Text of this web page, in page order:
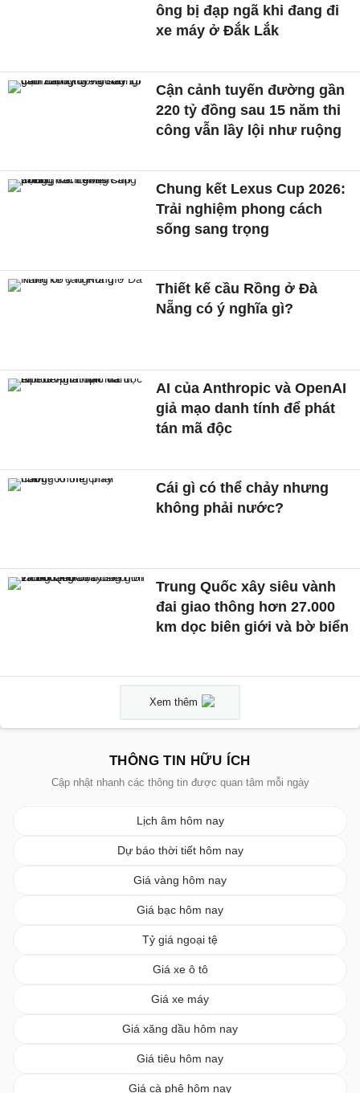
ông bị đạp ngã khi đang đi
xe máy ở Đắk Lắk
Cận cảnh tuyến đường gần
220 tỷ đồng sau 15 năm thi
công vẫn lầy lội như ruộng
Chung kết Lexus Cup 2026:
Trải nghiệm phong cách
sống sang trọng
Thiết kế cầu Rồng ở Đà
Nẵng có ý nghĩa gì?
AI của Anthropic và OpenAI
giả mạo danh tính để phát
tán mã độc
Cái gì có thể chảy nhưng
không phải nước?
Trung Quốc xây siêu vành
đai giao thông hơn 27.000
km dọc biên giới và bờ biển
Xem thêm
THÔNG TIN HỮU ÍCH
Cập nhật nhanh các thông tin được quan tâm mỗi ngày
Lịch âm hôm nay
Dự báo thời tiết hôm nay
Giá vàng hôm nay
Giá bạc hôm nay
Tỷ giá ngoại tệ
Giá xe ô tô
Giá xe máy
Giá xăng dầu hôm nay
Giá tiêu hôm nay
Giá cà phê hôm nay